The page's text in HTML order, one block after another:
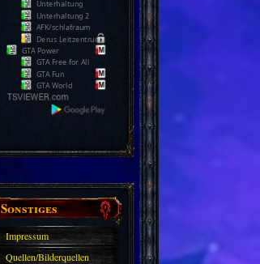
Unterhaltung
Unterhaltung 2
AFK/schlafraum
Derus Leitzentrum
GTA Power
GTA Free for All
GTA Fun
GTA World
Sonstiges
Impressum
Quellen/Bilderquellen